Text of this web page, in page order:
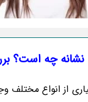
نشانه چه است؟
از انواع مختلف